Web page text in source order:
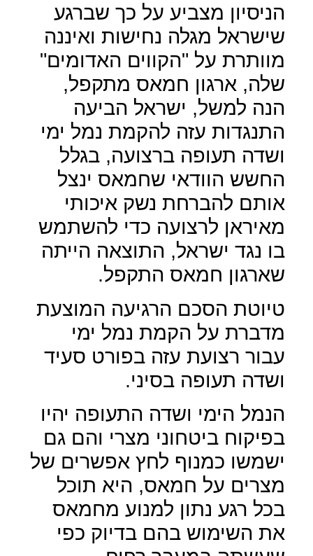
הניסיון מצביע על כך שברגע
שישראל מגלה נחישות ואיננה
מוותרת על "הקווים האדומים"
שלה, ארגון חמאס מתקפל,
הנה למשל, ישראל הביעה
התנגדות עזה להקמת נמל ימי
ושדה תעופה ברצועה, בגלל
החשש הוודאי שחמאס ינצל
אותם להברחת נשק איכותי
מאיראן לרצועה כדי להשתמש
בו נגד ישראל, התוצאה הייתה
שארגון חמאס התקפל.
טיוטת הסכם הרגיעה המוצעת
מדברת על הקמת נמל ימי
עבור רצועת עזה בפורט סעיד
ושדה תעופה בסיני.
הנמל הימי ושדה התעופה יהיו
בפיקוח ביטחוני מצרי והם גם
ישמשו כמנוף לחץ אפשרים של
מצרים על חמאס, היא תוכל
בכל רגע נתון למנוע מחמאס
את השימוש בהם בדיוק כפי